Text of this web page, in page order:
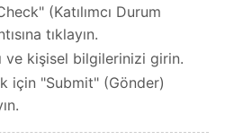
(Katılımcı Durum
tıklayın.
ve kişisel bilgilerinizi girin.
için "Submit" (Gönder)